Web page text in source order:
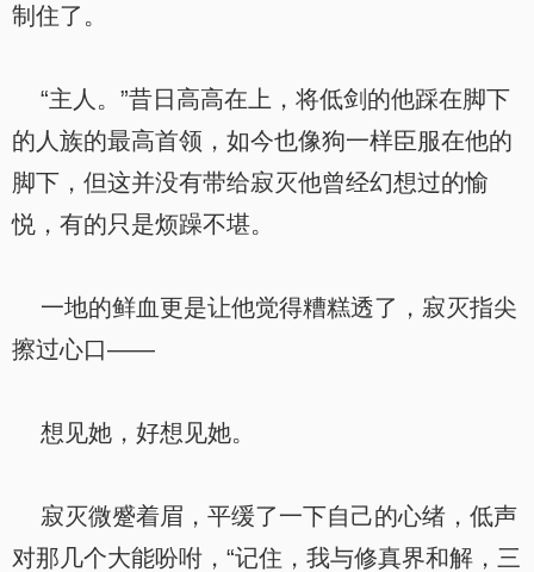
制住了。
“主人。”昔日高高在上，将低剑的他踩在脚下
的人族的最高首领，如今也像狗一样臣服在他的
脚下，但这并没有带给寂灭他曾经幻想过的愉
悦，有的只是烦躁不堪。
一地的鲜血更是让他觉得糟糕透了，寂灭指尖
擦过心口——
想见她，好想见她。
寂灭微蹙着眉，平缓了一下自己的心绪，低声
对那几个大能吩咐，“记住，我与修真界和解，三